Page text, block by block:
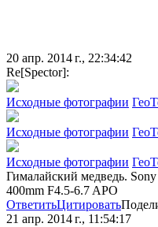
20 апр. 2014 г., 22:34:42
Re[Spector]:
Исходные фотографии
Исходные фотографии
Исходные фотографии
Гималайский медведь.
400mm F4.5-6.7 APO
ОтветитьЦитировать
21 апр. 2014 г., 11:54:17